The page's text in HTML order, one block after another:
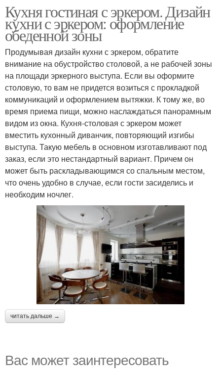
Кухня гостиная с эркером. Дизайн
кухни с эркером: оформление
обеденной зоны
Продумывая дизайн кухни с эркером, обратите
внимание на обустройство столовой, а не рабочей зоны
на площади эркерного выступа. Если вы оформите
столовую, то вам не придется возиться с прокладкой
коммуникаций и оформлением вытяжки. К тому же, во
время приема пищи, можно наслаждаться панорамным
видом из окна. Кухня-столовая с эркером может
вместить кухонный диванчик, повторяющий изгибы
выступа. Такую мебель в основном изготавливают под
заказ, если это нестандартный вариант. Причем он
может быть раскладывающимся со спальным местом,
что очень удобно в случае, если гости засиделись и
необходим ночлег.
читать дальше →
Вас может заинтересовать